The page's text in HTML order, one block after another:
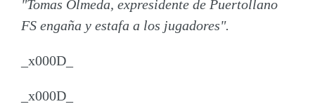
"Tomas Olmeda, expresidente de Puertollano
FS engaña y estafa a los jugadores".
_x000D_
_x000D_